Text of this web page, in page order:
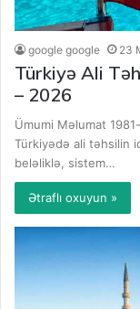
google google 23
Türkiyə Ali
– 2026
Ümumi Məlumat
Türkiyədə ali təhsilin
beləliklə, sistem…
Ətraflı oxuyun »